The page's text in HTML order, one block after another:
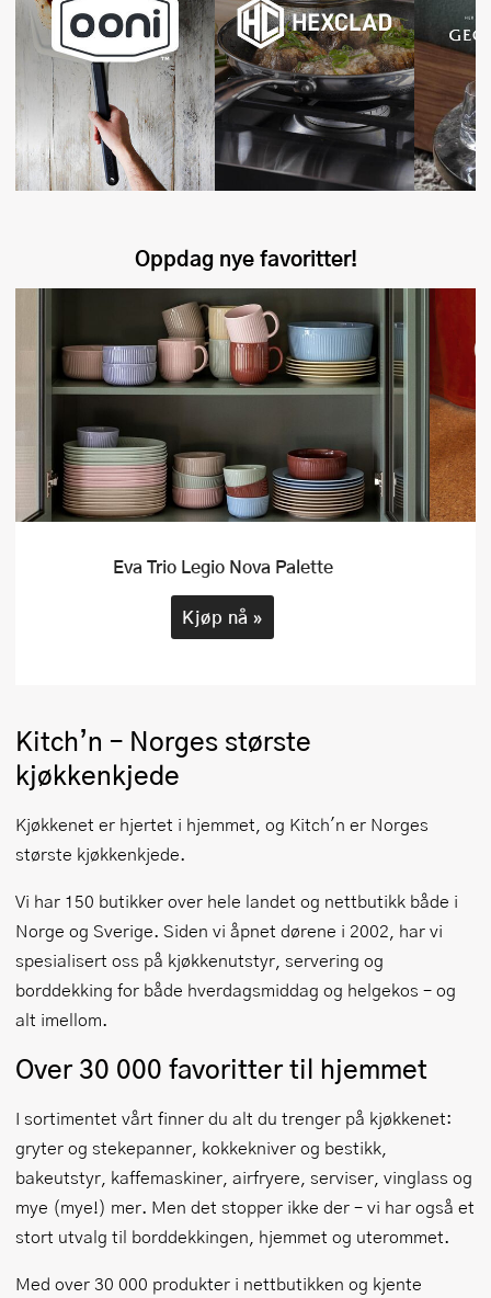
Oppdag nye favoritter!
Eva Trio Legio Nova Palette
Kjøp nå »
Kitch’n – Norges største
kjøkkenkjede
Kjøkkenet er hjertet i hjemmet, og Kitch'n er Norges
største kjøkkenkjede.
Vi har 150 butikker over hele landet og nettbutikk både i
Norge og Sverige. Siden vi åpnet dørene i 2002, har vi
spesialisert oss på kjøkkenutstyr, servering og
borddekking for både hverdagsmiddag og helgekos – og
alt imellom.
Over 30 000 favoritter til hjemmet
I sortimentet vårt finner du alt du trenger på kjøkkenet:
gryter og stekepanner, kokkekniver og bestikk,
bakeutstyr, kaffemaskiner, airfryere, serviser, vinglass og
mye (mye!) mer. Men det stopper ikke der – vi har også et
stort utvalg til borddekkingen, hjemmet og uterommet.
Med over 30 000 produkter i nettbutikken og kjente